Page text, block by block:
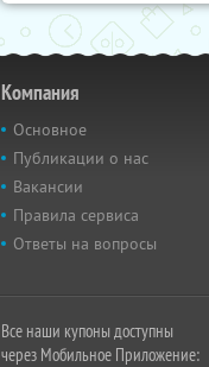
Компания
Основное
Публикации о нас
Вакансии
Правила сервиса
Ответы на вопросы
Все наши купоны доступны
через Мобильное Приложение: